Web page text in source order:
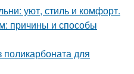
уют, стиль и комфорт.
причины и способы
для